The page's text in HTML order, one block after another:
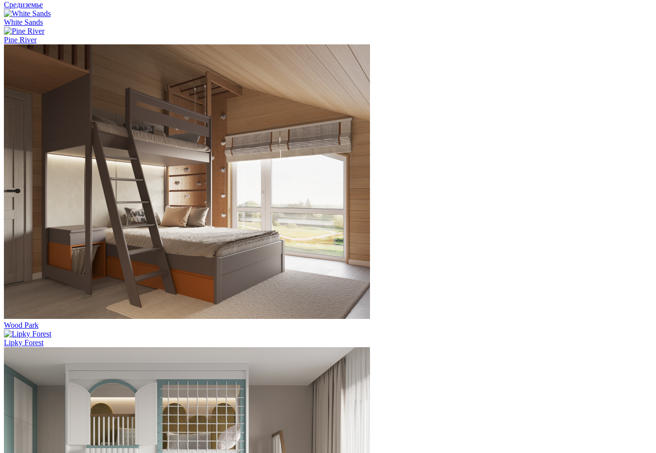
Средиземье
White Sands
Pine River
Wood Park
Lipky Forest